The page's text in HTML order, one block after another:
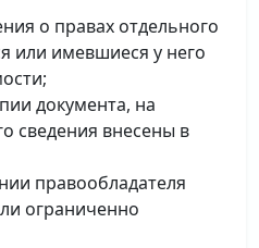
о правах отдельного
или имевшиеся у него
документа, на
сведения внесены в
правообладателя
ограниченно